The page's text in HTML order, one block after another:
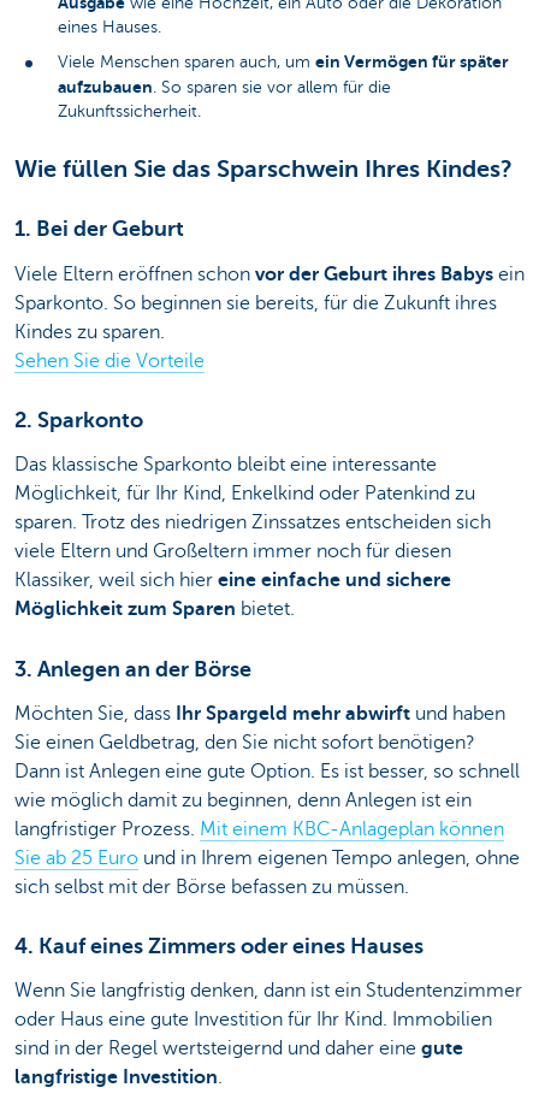
eines Hauses.
Viele Menschen sparen auch, um ein Vermögen für später
aufzubauen. So sparen sie vor allem für die
Zukunftssicherheit.
Wie füllen Sie das Sparschwein Ihres Kindes?
1. Bei der Geburt
Viele Eltern eröffnen schon vor der Geburt ihres Babys ein
Sparkonto. So beginnen sie bereits, für die Zukunft ihres
Kindes zu sparen.
Sehen Sie die Vorteile
2. Sparkonto
Das klassische Sparkonto bleibt eine interessante
Möglichkeit, für Ihr Kind, Enkelkind oder Patenkind zu
sparen. Trotz des niedrigen Zinssatzes entscheiden sich
viele Eltern und Großeltern immer noch für diesen
Klassiker, weil sich hier eine einfache und sichere
Möglichkeit zum Sparen bietet.
3. Anlegen an der Börse
Möchten Sie, dass Ihr Spargeld mehr abwirft und haben
Sie einen Geldbetrag, den Sie nicht sofort benötigen?
Dann ist Anlegen eine gute Option. Es ist besser, so schnell
wie möglich damit zu beginnen, denn Anlegen ist ein
langfristiger Prozess. Mit einem KBC-Anlageplan können
Sie ab 25 Euro und in Ihrem eigenen Tempo anlegen, ohne
sich selbst mit der Börse befassen zu müssen.
4. Kauf eines Zimmers oder eines Hauses
Wenn Sie langfristig denken, dann ist ein Studentenzimmer
oder Haus eine gute Investition für Ihr Kind. Immobilien
sind in der Regel wertsteigernd und daher eine gute
langfristige Investition.